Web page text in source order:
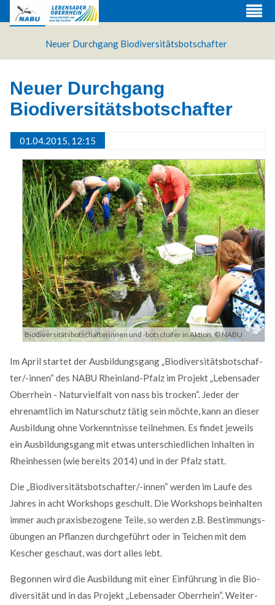
Neuer Durchgang Biodiversitätsbotschafter
Neuer Durchgang
Biodiversitätsbotschafter
01.04.2015, 12:15
Biodiversitätsbotschafterinnen und -botschafer in Aktion, © NABU
Im April startet der Ausbildungsgang „Bio­diversi­täts­bot­schaf­
ter/-innen“ des NABU Rhein­land-Pfalz im Pro­jekt „Lebens­ader
Ober­rhein - Natur­viel­falt von nass bis trocken“. Jeder der
ehren­amtlich im Natur­schutz tätig sein möchte, kann an dieser
Aus­bil­dung ohne Vor­kennt­nisse teilnehmen. Es findet jeweils
ein Aus­bildungs­gang mit etwas unter­­schied­lichen Inhalten in
Rhein­hessen (wie bereits 2014) und in der Pfalz statt.
Die „Bio­diversi­täts­bot­schafter/-innen“ werden im Laufe des
Jah­res in acht Work­shops geschult. Die Work­shops be­in­hal­ten
immer auch praxis­bezogene Teile, so werden z.B. Be­stim­mungs­
übun­gen an Pflanzen durch­ge­führt oder in Teichen mit dem
Kescher ge­schaut, was dort alles lebt.
Begonnen wird die Ausbildung mit einer Einführung in die Bio­
diversi­tät und in das Projekt „Lebens­ader Ober­rhein“. Weiter­
Web Projects
Lorem ipsum dolor sit amet, consectetuer adipiscing
elit. Aenean commodo ligula eget dolor.
MEHR INFOS
Good Service
Lorem ipsum dolor sit amet, consectetuer adipiscing
elit. Aenean commodo ligula eget dolor.
MEHR INFOS